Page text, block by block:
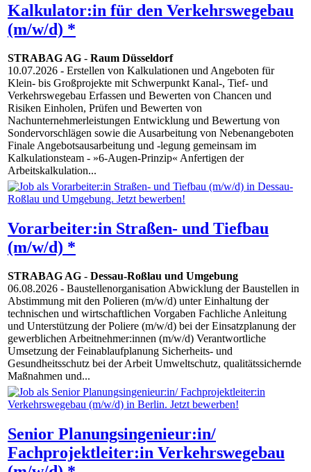
Kalkulator:in für den Verkehrswegebau
(m/w/d) *
STRABAG AG - Raum Düsseldorf
10.07.2026 - Erstellen von Kalkulationen und Angeboten für
Klein- bis Großprojekte mit Schwerpunkt Kanal-, Tief- und
Verkehrswegebau Erfassen und Bewerten von Chancen und
Risiken Einholen, Prüfen und Bewerten von
Nachunternehmerleistungen Entwicklung und Bewertung von
Sondervorschlägen sowie die Ausarbeitung von Nebenangeboten
Finale Angebotsausarbeitung und -legung gemeinsam im
Kalkulationsteam - »6-Augen-Prinzip« Anfertigen der
Arbeitskalkulation...
Vorarbeiter:in Straßen- und Tiefbau
(m/w/d) *
STRABAG AG - Dessau-Roßlau und Umgebung
06.08.2026 - Baustellenorganisation Abwicklung der Baustellen in
Abstimmung mit den Polieren (m/w/d) unter Einhaltung der
technischen und wirtschaftlichen Vorgaben Fachliche Anleitung
und Unterstützung der Poliere (m/w/d) bei der Einsatzplanung der
gewerblichen Arbeitnehmer:innen (m/w/d) Verantwortliche
Umsetzung der Feinablaufplanung Sicherheits- und
Gesundheitsschutz bei der Arbeit Umweltschutz, qualitätssichernde
Maßnahmen und...
Senior Planungsingenieur:in/
Fachprojektleiter:in Verkehrswegebau